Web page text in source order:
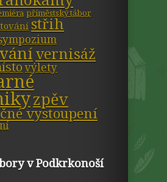
příměstský tábor
střih
vernisáž
výlety
zpěv
vystoupení
v Podkrkonoší